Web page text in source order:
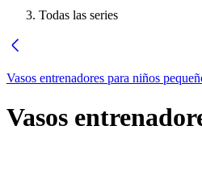
Todas las series
Vasos entrenadores para niños
Vasos